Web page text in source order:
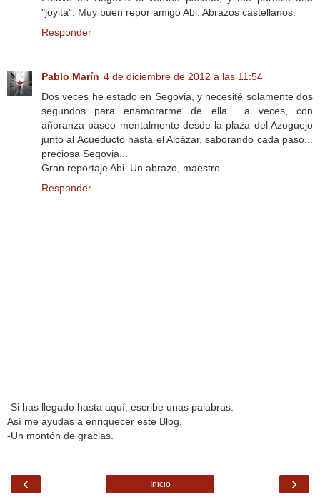
"joyita". Muy buen repor amigo Abi. Abrazos castellanos.
Responder
Pablo Marín 4 de diciembre de 2012 a las 11:54
Dos veces he estado en Segovia, y necesité solamente dos
segundos para enamorarme de ella... a veces, con
añoranza paseo mentalmente desde la plaza del Azoguejo
junto al Acueducto hasta el Alcázar, saborando cada paso...
preciosa Segovia...
Gran reportaje Abi. Un abrazo, maestro
Responder
-Si has llegado hasta aquí, escribe unas palabras.
Así me ayudas a enriquecer este Blog,
-Un montón de gracias.
‹ ›
Inicio